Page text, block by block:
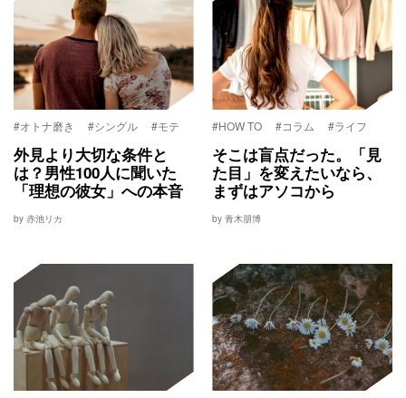
#オトナ磨き #シングル #モテ
外見より大切な条件と
は？男性100人に聞いた
「理想の彼女」への本音
by 赤池リカ
#HOW TO #コラム #ライフ
そこは盲点だった。「見
た目」を変えたいなら、
まずはアソコから
by 青木朋博